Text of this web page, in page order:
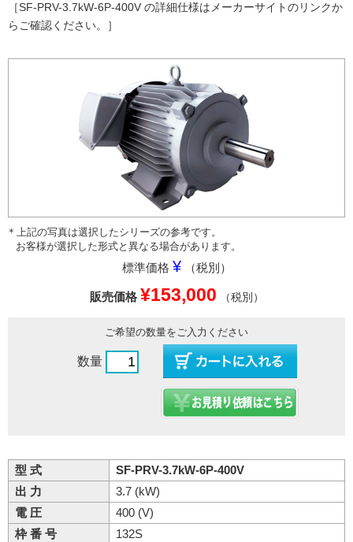
［SF-PRV-3.7kW-6P-400V の詳細仕様はメーカーサイトのリンクか
らご確認ください。］
＊上記の写真は選択したシリーズの参考です。
お客様が選択した形式と異なる場合があります。
標準価格 ¥ （税別）
販売価格 ¥153,000 （税別）
ご希望の数量をご入力ください
数量
型 式
SF-PRV-3.7kW-6P-400V
出 力
3.7 (kW)
電 圧
400 (V)
枠 番 号
132S